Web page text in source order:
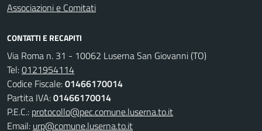
Associazioni e Comitati
CONTATTI E RECAPITI
Via Roma n. 31 - 10062 Luserna San Giovanni (TO)
Tel:0121954114
Codice Fiscale:01466170014
Partita IVA:01466170014
P.E.C.: protocollo@pec.comune.luserna.to.it
Email: urp@comune.luserna.to.it